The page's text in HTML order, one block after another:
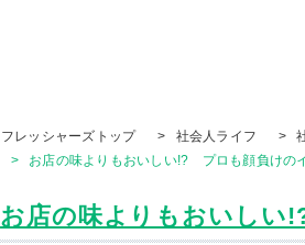
フレッシャーズトップ > 社会人ライフ >
>
お店の味よりもおいしい!? プロも顔負けの
お店の味よりもおいし